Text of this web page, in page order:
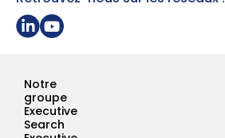
Partager sur Linkedin
Page Youtube Grant Alexander
Notre
groupe
Executive
Search